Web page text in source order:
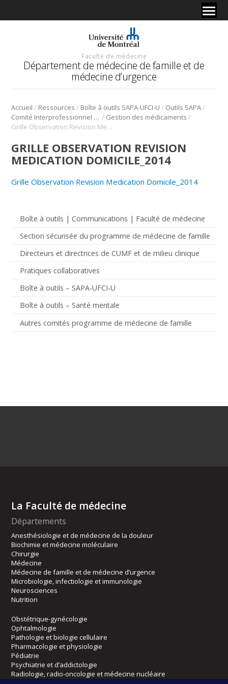
Faculté de médecine
Département de médecine de famille et de
médecine d’urgence
Accueil / Ressources / Boîte à outils SAPA-UFCI-U / Outils SAPA/
Comité Interprofessionnel Interuniversitaire de développement professoral continu CII-DPC (2015) / Gestion des médicaments /
Grille Observation Revision Medication Domicile_2014
Boîte à outils | Communications | Faculté de médecine
Section sécurisée du programme de médecine de famille
Directeurs et directrices de CUMF et de milieu clinique
Pratiques collaboratives
Boîte à outils – SAPA-UFCI-U
Boîte à outils – Santé mentale
Autres comités programme de médecine de famille
GRILLE OBSERVATION REVISION
MEDICATION DOMICILE_2014
Grille Observation Revision Medication Domicile_2014
La Faculté de médecine
Départements
Anesthésiologie et de médecine de la douleur
Biochimie et médecine moléculaire
Chirurgie
Médecine
Médecine de famille et de médecine d’urgence
Microbiologie, infectiologie et immunologie
Neurosciences
Nutrition
Obstétrique-gynécologie
Ophtalmologie
Pathologie et biologie cellulaire
Pharmacologie et physiologie
Pédiatrie
Psychiatrie et d’addictologie
Radiologie, radio-oncologie et médecine nucléaire